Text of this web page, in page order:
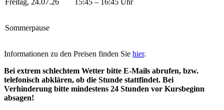
Freitag, 24.07.26 15:45 – 16:45 Uhr
Sommerpause
Informationen zu den Preisen finden Sie hier.
Bei extrem schlechtem Wetter bitte E-Mails abrufen, bzw.
telefonisch abklären, ob die Stunde stattfindet. Bei
Verhinderung bitte mindestens 24 Stunden vor Kursbeginn
absagen!